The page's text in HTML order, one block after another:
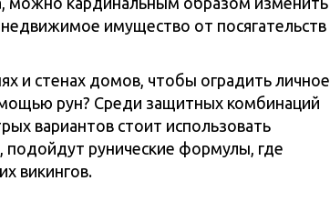
имущество от посягательств
и стенах домов, чтобы оградить личное
рун? Среди защитных комбинаций
вариантов стоит использовать
рунические формулы, где
викингов.